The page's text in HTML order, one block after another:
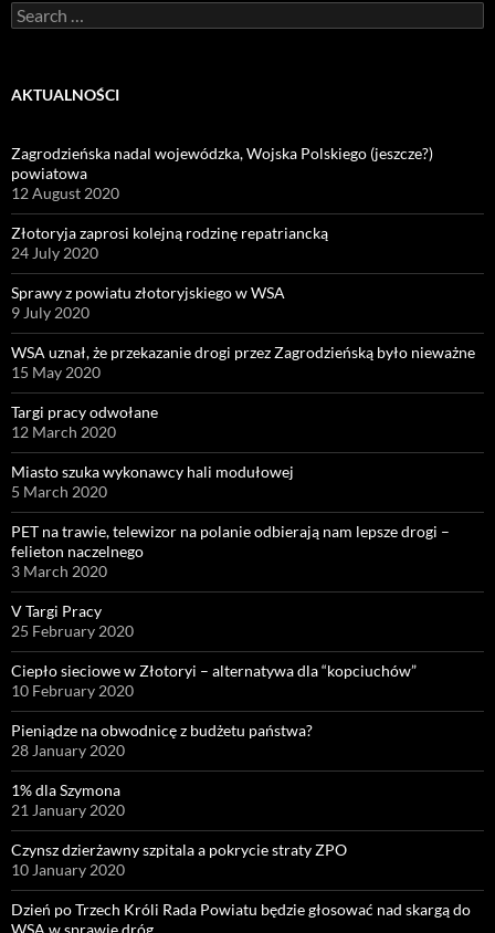
Search
for:
AKTUALNOŚCI
Zagrodzieńska nadal wojewódzka, Wojska Polskiego (jeszcze?)
powiatowa
12 August 2020
Złotoryja zaprosi kolejną rodzinę repatriancką
24 July 2020
Sprawy z powiatu złotoryjskiego w WSA
9 July 2020
WSA uznał, że przekazanie drogi przez Zagrodzieńską było nieważne
15 May 2020
Targi pracy odwołane
12 March 2020
Miasto szuka wykonawcy hali modułowej
5 March 2020
PET na trawie, telewizor na polanie odbierają nam lepsze drogi –
felieton naczelnego
3 March 2020
V Targi Pracy
25 February 2020
Ciepło sieciowe w Złotoryi – alternatywa dla “kopciuchów”
10 February 2020
Pieniądze na obwodnicę z budżetu państwa?
28 January 2020
1% dla Szymona
21 January 2020
Czynsz dzierżawny szpitala a pokrycie straty ZPO
10 January 2020
Dzień po Trzech Króli Rada Powiatu będzie głosować nad skargą do